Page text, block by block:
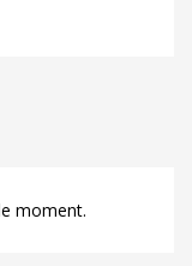
moment.